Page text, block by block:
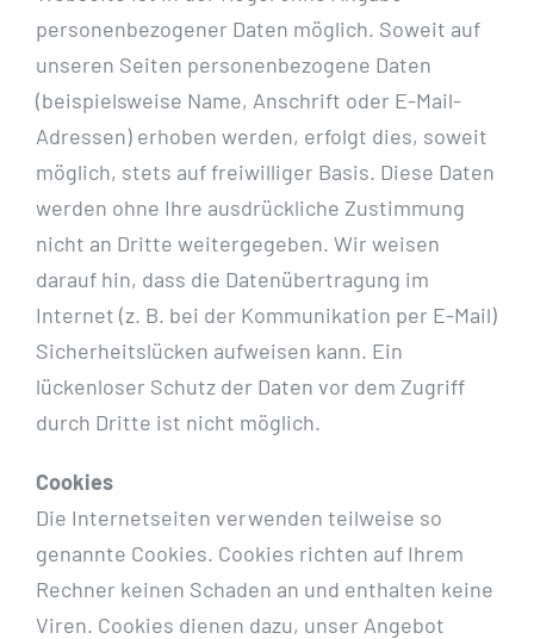
personenbezogener Daten möglich. Soweit auf
unseren Seiten personenbezogene Daten
(beispielsweise Name, Anschrift oder E-Mail-
Adressen) erhoben werden, erfolgt dies, soweit
möglich, stets auf freiwilliger Basis. Diese Daten
werden ohne Ihre ausdrückliche Zustimmung
nicht an Dritte weitergegeben. Wir weisen
darauf hin, dass die Datenübertragung im
Internet (z. B. bei der Kommunikation per E-Mail)
Sicherheitslücken aufweisen kann. Ein
lückenloser Schutz der Daten vor dem Zugriff
durch Dritte ist nicht möglich.
Cookies
Die Internetseiten verwenden teilweise so
genannte Cookies. Cookies richten auf Ihrem
Rechner keinen Schaden an und enthalten keine
Viren. Cookies dienen dazu, unser Angebot